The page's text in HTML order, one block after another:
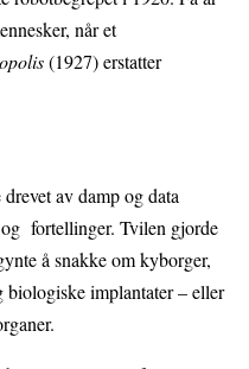
når et
(1927) erstatter
av damp og data
fortellinger. Tvilen gjorde
å snakke om kyborger,
implantater – eller